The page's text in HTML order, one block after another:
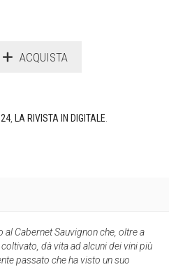
ACQUISTA
, LA RIVISTA IN DIGITALE
Cabernet Sauvignon che, oltre a
dà vita ad alcuni dei vini più
passato che ha visto un suo